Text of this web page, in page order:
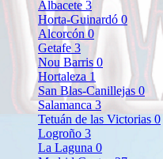
Albacete 3
Horta-Guinardó 0
Alcorcón0
Getafe 3
Nou Barris0
Hortaleza 1
San Blas-Canillejas0
Salamanca3
Tetuán de las Victorias 0
Logroño 3
La Laguna 0